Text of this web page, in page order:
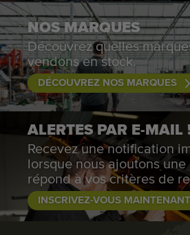
NOS MARQUES
Découvrez quelles
vendons en stock.
DÉCOUVREZ NOS MARQUES
ALERTES PAR E-MAIL
Recevez une notification
lorsque nous ajoutons une
répond à vos critères de
INSCRIVEZ-VOUS MAINTENANT